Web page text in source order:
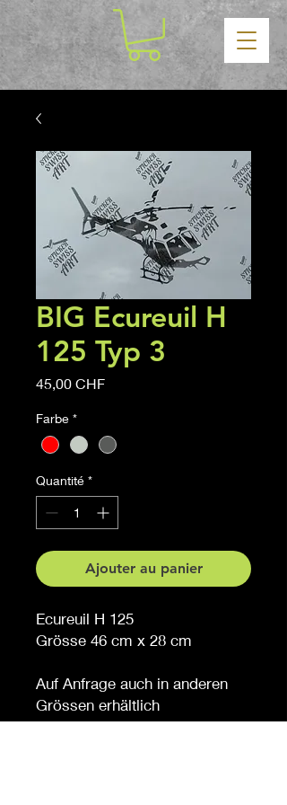
BIG Ecureuil H
125 Typ 3
45,00 CHFPrix
Farbe *
Quantité *
Ajouter au panier
Ecureuil H 125
Grösse 46 cm x 28 cm
Auf Anfrage auch in anderen
Grössen erhältlich
Möchten Sie eine andere